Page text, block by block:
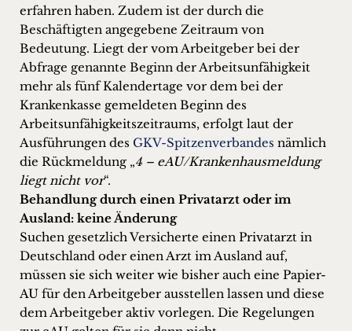
erfahren haben. Zudem ist der durch die
Beschäftigten angegebene Zeitraum von
Bedeutung. Liegt der vom Arbeitgeber bei der
Abfrage genannte Beginn der Arbeitsunfähigkeit
mehr als fünf Kalendertage vor dem bei der
Krankenkasse gemeldeten Beginn des
Arbeitsunfähigkeitszeitraums, erfolgt laut der
Ausführungen des GKV-Spitzenverbandes nämlich
die Rückmeldung „4 – eAU/Krankenhausmeldung
liegt nicht vor“.
Behandlung durch einen Privatarzt oder im
Ausland: keine Änderung
Suchen gesetzlich Versicherte einen Privatarzt in
Deutschland oder einen Arzt im Ausland auf,
müssen sie sich weiter wie bisher auch eine Papier-
AU für den Arbeitgeber ausstellen lassen und diese
dem Arbeitgeber aktiv vorlegen. Die Regelungen